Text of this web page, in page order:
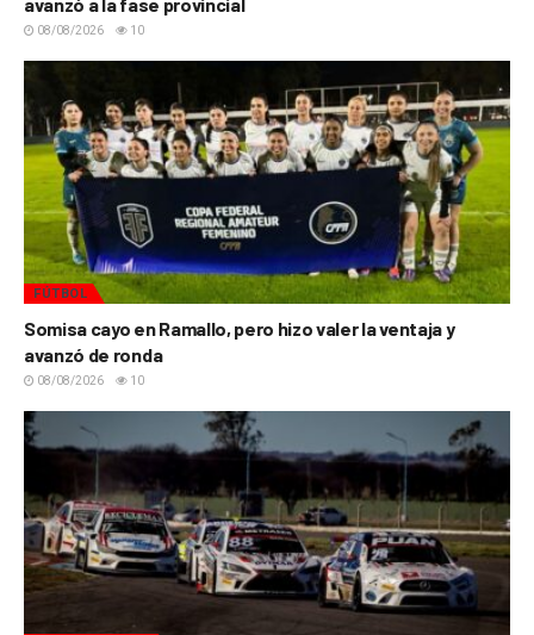
avanzó a la fase provincial
08/08/2026 10
FÚTBOL
Somisa cayo en Ramallo, pero hizo valer la ventaja y
avanzó de ronda
08/08/2026 10